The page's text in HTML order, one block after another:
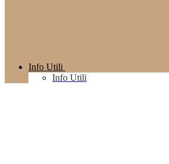
Info Utili
Info Utili